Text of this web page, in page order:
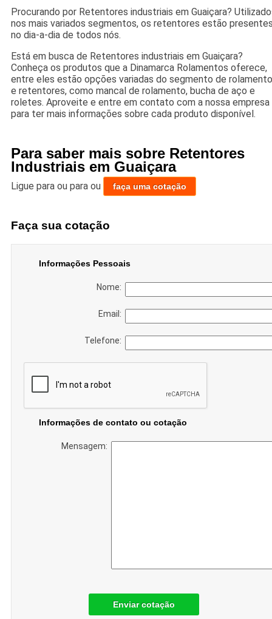
Procurando por Retentores industriais em Guaiçara?
nos mais variados segmentos, os retentores estão
no dia-a-dia de todos nós.
Está em busca de Retentores industriais em Guaiçara?
Conheça os produtos que a Dinamarca Rolamentos oferece,
entre eles estão opções variadas do segmento de
e retentores, como mancal de rolamento, bucha de aço e
roletes. Aproveite e entre em contato com a nossa empresa
para ter mais informações sobre cada produto disponível.
Para saber mais sobre Retentores
Industriais em Guaiçara
Ligue para ou para ou faça uma cotação
Faça sua cotação
Informações Pessoais
Nome:
Email:
Telefone:
Informações de contato ou cotação
Mensagem:
Enviar cotação